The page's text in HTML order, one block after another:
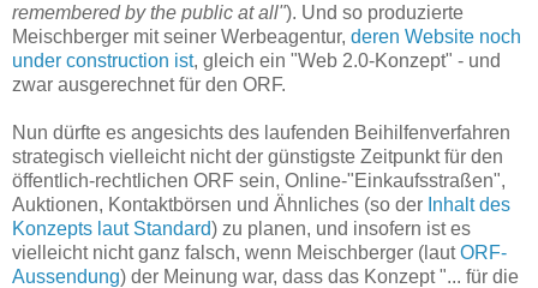
remembered by the public at all"). Und so produzierte
Meischberger mit seiner Werbeagentur, deren Website noch
under construction ist, gleich ein "Web 2.0-Konzept" - und
zwar ausgerechnet für den ORF.
Nun dürfte es angesichts des laufenden Beihilfenverfahren
strategisch vielleicht nicht der günstigste Zeitpunkt für den
öffentlich-rechtlichen ORF sein, Online-"Einkaufsstraßen",
Auktionen, Kontaktbörsen und Ähnliches (so der Inhalt des
Konzepts laut Standard) zu planen, und insofern ist es
vielleicht nicht ganz falsch, wenn Meischberger (lautORF-
Aussendung) der Meinung war, dass das Konzept "... für die